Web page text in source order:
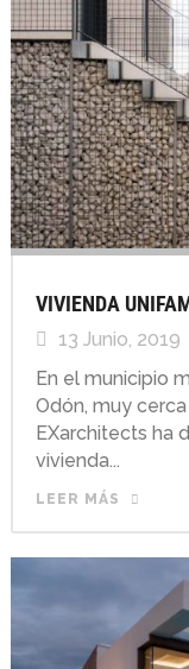
VIVIENDA
13 Junio, 2019
En el municipio
Odón, muy
EXarchitects ha
vivienda...
LEER MÁS